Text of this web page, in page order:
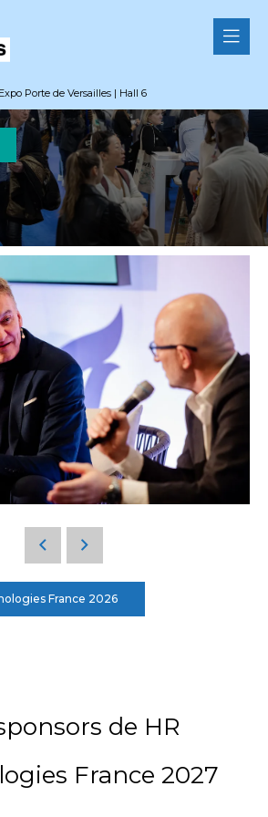
Porte de Versailles | Hall 6
France 2026
de HR
France 2027